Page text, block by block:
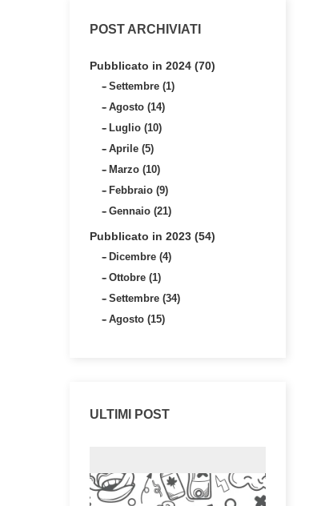
POST ARCHIVIATI
Pubblicato in 2024 (70)
Settembre (1)
Agosto (14)
Luglio (10)
Aprile (5)
Marzo (10)
Febbraio (9)
Gennaio (21)
Pubblicato in 2023 (54)
Dicembre (4)
Ottobre (1)
Settembre (34)
Agosto (15)
ULTIMI POST